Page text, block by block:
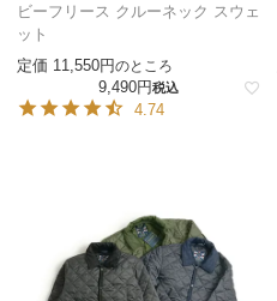
ビーフリース クルーネック スウェ
ット
定価 11,550 のところ
9,490 税込
4.74